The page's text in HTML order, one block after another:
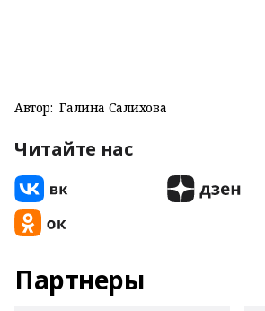
Автор: Галина Салихова
Читайте нас
Партнеры